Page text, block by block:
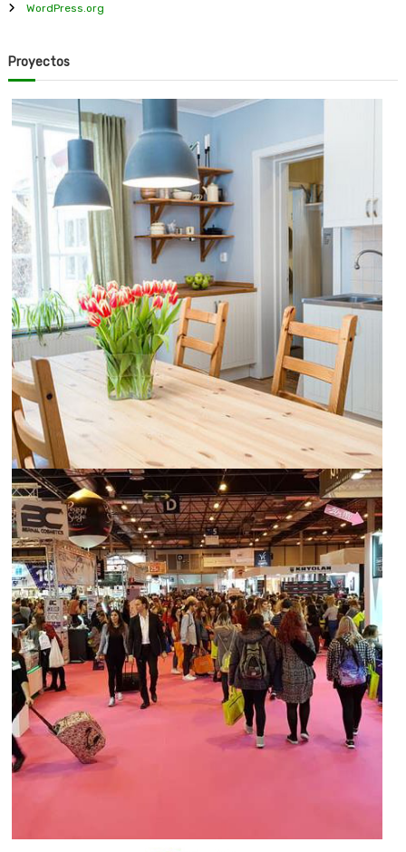
WordPress.org
Proyectos